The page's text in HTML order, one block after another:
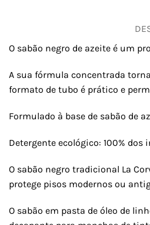
O sabão negro de azeite é um
A sua fórmula concentrada
formato de tubo é prático e
Formulado à base de sabão de
Detergente ecológico: 100%
O sabão negro tradicional La
protege pisos modernos ou
O sabão em pasta de óleo de